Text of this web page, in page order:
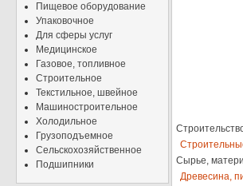
Пищевое оборудование
Упаковочное
Для сферы услуг
Медицинское
Газовое, топливное
Строительное
Текстильное, швейное
Машиностроительное
Холодильное
Грузоподъемное
Сельскохозяйственное
Подшипники
Сырье,
Древесина,